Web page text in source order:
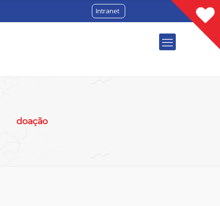
Intranet
doação